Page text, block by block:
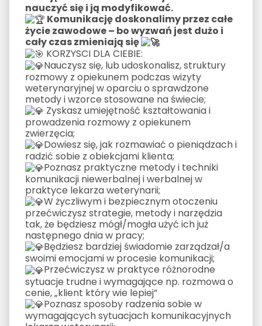
nauczyć się i ją modyfikować.
Komunikację doskonalimy przez całe
życie zawodowe – bo wyzwań jest dużo i
cały czas zmieniają się
KORZYSCI DLA CIEBIE:
Nauczysz się, lub udoskonalisz, struktury
rozmowy z opiekunem podczas wizyty
weterynaryjnej w oparciu o sprawdzone
metody i wzorce stosowane na świecie;
Zyskasz umiejętność kształtowania i
prowadzenia rozmowy z opiekunem
zwierzęcia;
Dowiesz się, jak rozmawiać o pieniądzach i
radzić sobie z obiekcjami klienta;
Poznasz praktyczne metody i techniki
komunikacji niewerbalnej i werbalnej w
praktyce lekarza weterynarii;
W życzliwym i bezpiecznym otoczeniu
przećwiczysz strategie, metody i narzędzia
tak, że będziesz mógł/mogła użyć ich już
następnego dnia w pracy;
Będziesz bardziej świadomie zarządzał/a
swoimi emocjami w procesie komunikacji;
Przećwiczysz w praktyce różnorodne
sytuacje trudne i wymagające np. rozmowa o
cenie, „klient który wie lepiej”
Poznasz sposoby radzenia sobie w
wymagających sytuacjach komunikacyjnych